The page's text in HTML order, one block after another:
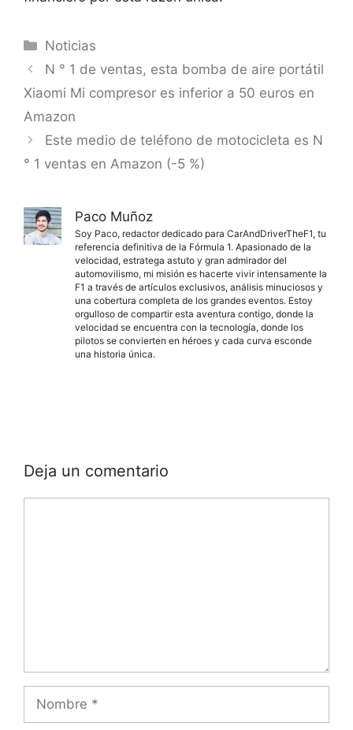
Categorías
Noticias
N ° 1 de ventas, esta bomba de aire portátil
Xiaomi Mi compresor es inferior a 50 euros en
Amazon
Este medio de teléfono de motocicleta es N
° 1 ventas en Amazon (-5 %)
Paco Muñoz
Soy Paco, redactor dedicado para CarAndDriverTheF1, tu
referencia definitiva de la Fórmula 1. Apasionado de la
velocidad, estratega astuto y gran admirador del
automovilismo, mi misión es hacerte vivir intensamente la
F1 a través de artículos exclusivos, análisis minuciosos y
una cobertura completa de los grandes eventos. Estoy
orgulloso de compartir esta aventura contigo, donde la
velocidad se encuentra con la tecnología, donde los
pilotos se convierten en héroes y cada curva esconde
una historia única.
Deja un comentario
Nombre